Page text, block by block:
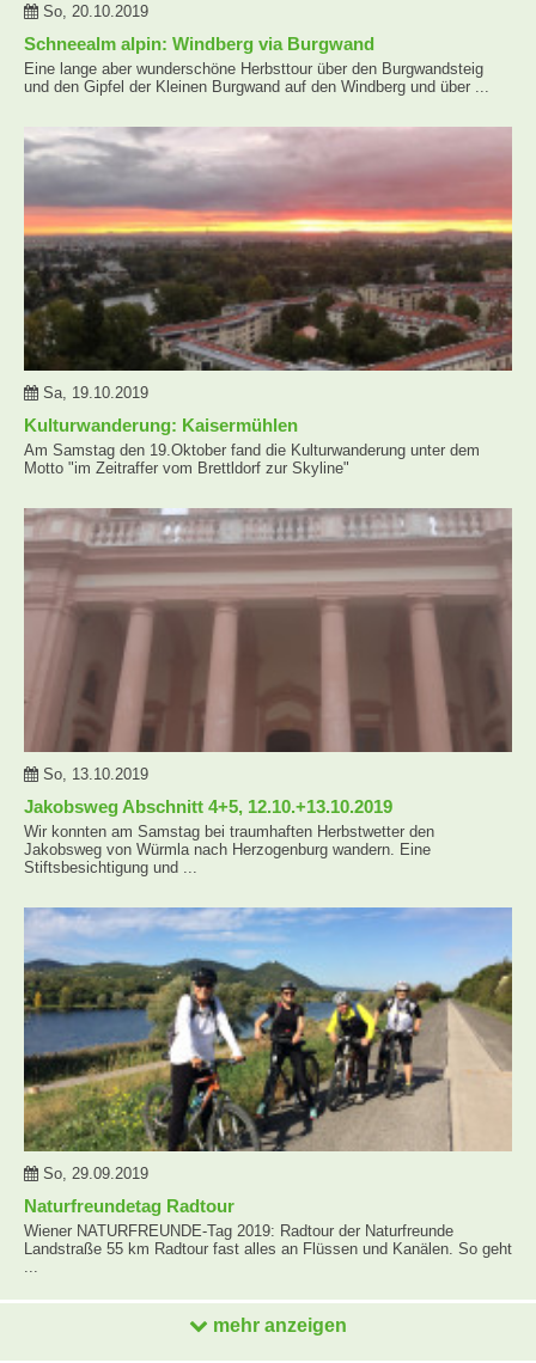
So, 20.10.2019
Schneealm alpin: Windberg via Burgwand
Eine lange aber wunderschöne Herbsttour über den Burgwandsteig
und den Gipfel der Kleinen Burgwand auf den Windberg und über ...
Sa, 19.10.2019
Kulturwanderung: Kaisermühlen
Am Samstag den 19.Oktober fand die Kulturwanderung unter dem
Motto "im Zeitraffer vom Brettldorf zur Skyline"
So, 13.10.2019
Jakobsweg Abschnitt 4+5, 12.10.+13.10.2019
Wir konnten am Samstag bei traumhaften Herbstwetter den
Jakobsweg von Würmla nach Herzogenburg wandern. Eine
Stiftsbesichtigung und ...
So, 29.09.2019
Naturfreundetag Radtour
Wiener NATURFREUNDE-Tag 2019: Radtour der Naturfreunde
Landstraße 55 km Radtour fast alles an Flüssen und Kanälen. So geht
mehr anzeigen